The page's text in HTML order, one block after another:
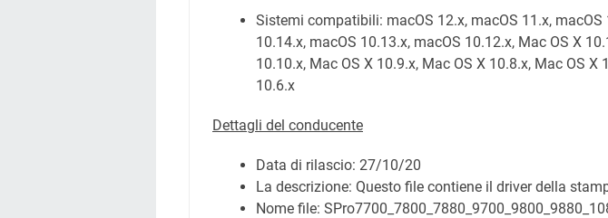
Sistemi compatibili: macOS 12.x, macOS 11.x, macOS
10.14.x, macOS 10.13.x, macOS 10.12.x, Mac OS X
10.10.x, Mac OS X 10.9.x, Mac OS X 10.8.x, Mac OS X
10.6.x
Dettagli del conducente
Data di rilascio: 27/10/20
La descrizione: Questo file contiene il driver della
Nome file: